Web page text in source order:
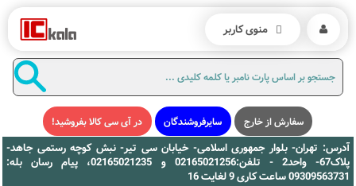
سفارش از خارج سایرفروشندگان در آی سی کالا بفروشید!
آدرس: تهران- بلوار جمهوری اسلامی- خیابان سی تیر- نبش کوچه رستمی جاهد-
پلاک67- واحد2 - تلفن:02165021256 و 02165021235، پیام رسان بله:
09309563731 ساعت کاری 9 لغایت 16
منوی کاربر